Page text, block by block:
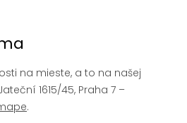
na mieste, a to na našej
1615/45, Praha 7 –
.